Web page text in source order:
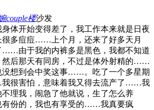
couple楼沙发
体开始变得差了，我工作本来就是日夜
很多痘痘……上个月，还来了好多天月
……由于我的内裤多是黑色，我都不知道
然后那天有同房，不过是体外射精的……
没想到会中奖这事……。吃了一个多星期
很害怕，意味着我又得去流产了……我
理我，闹急了他就说，生了怎么养
份的，我也有享受的……我真要疯